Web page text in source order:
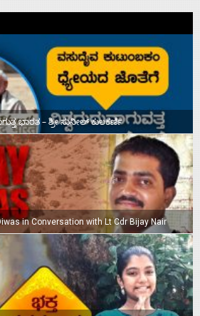
ಭಾರತ – ಶ್ರೀ ಸುನೀಲ್‌ ಕುಲಕರ್ಣಿ
in Conversation with Lt Cdr Bijay Nair